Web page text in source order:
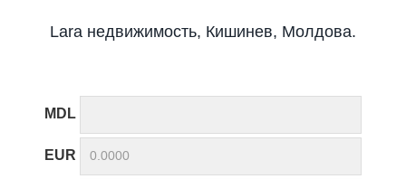
Lara недвижимость, Кишинев, Молдова.
MDL
EUR